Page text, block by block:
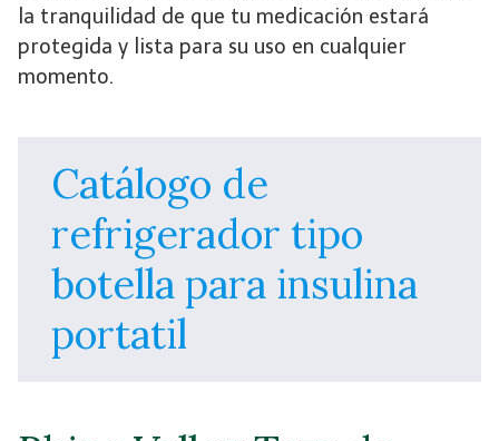
la tranquilidad de que tu medicación estará
protegida y lista para su uso en cualquier
momento.
Catálogo de
refrigerador tipo
botella para insulina
portatil